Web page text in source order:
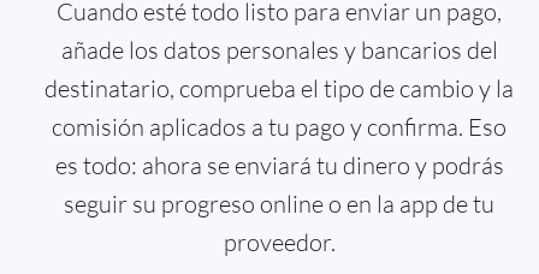
Cuando esté todo listo para enviar un pago,
añade los datos personales y bancarios del
destinatario, comprueba el tipo de cambio y la
comisión aplicados a tu pago y confirma. Eso
es todo: ahora se enviará tu dinero y podrás
seguir su progreso online o en la app de tu
proveedor.